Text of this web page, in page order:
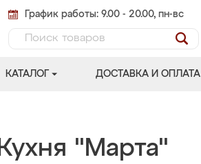
График работы: 9.00 - 20.00, пн-вс
КАТАЛОГ ДОСТАВКА И ОПЛАТА
Кухня "Марта"